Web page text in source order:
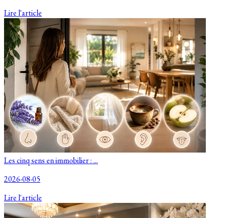
Lire l'article
Les cinq sens en immobilier : ...
2026-08-05
Lire l'article